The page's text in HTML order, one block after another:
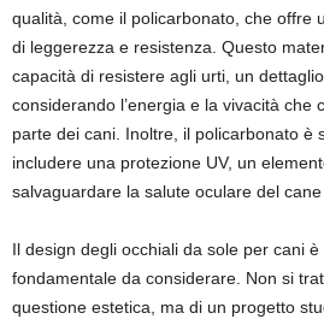
qualità, come il policarbonato, che offre
di leggerezza e resistenza. Questo
capacità di resistere agli urti, un
considerando l’energia e la vivacità che
parte dei cani. Inoltre, il policarbonato è
includere una protezione UV, un
salvaguardare la salute oculare del
Il design degli occhiali da sole per cani
fondamentale da considerare. Non si
questione estetica, ma di un progetto